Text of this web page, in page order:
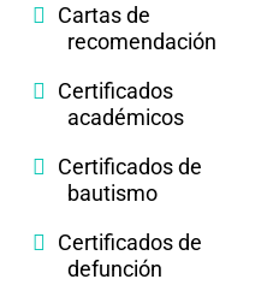
Cartas de
recomendación
Certificados
académicos
Certificados de
bautismo
Certificados de
defunción